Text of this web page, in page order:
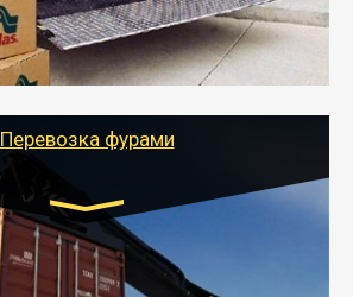
подберет автотранспорт, быстро и
переезд к новому месту
с гарантией сохранности груза и
подтверждающих
Перевозка фурами
Транспорт:
Тент от 5 до 10 тонн
грузоподъемность